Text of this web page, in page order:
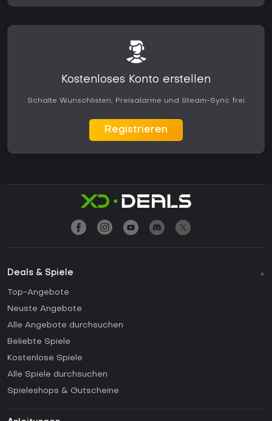
Kostenloses Konto erstellen
Schalte Wunschlisten, Preisalarme und Steam-Sync frei
Registrieren
Deals & Spiele
Top-Angebote
Neuste Angebote
Alle Angebote durchsuchen
Beliebte Spiele
Kostenlose Spiele
Alle Spiele durchsuchen
Spieleshops & Gutscheine